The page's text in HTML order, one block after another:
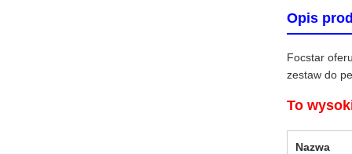
Opis
Focstar
zestaw do
To
Nazwa